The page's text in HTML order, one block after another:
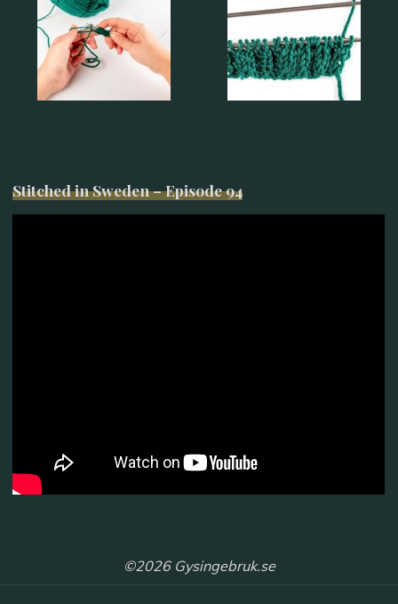
Stitched in Sweden – Episode 94
©2026 Gysingebruk.se